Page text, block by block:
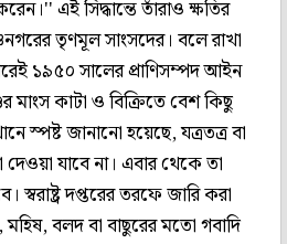
এই সিদ্ধান্তে তাঁরাও ক্ষতির
তৃণমূল সাংসদের। বলে রাখা
১৯৫০ সালের প্রাণিসম্পদ আইন
মাংস কাটা ও বিক্রিতে বেশ কিছু
স্পষ্ট জানানো হয়েছে, যত্রতত্র বা
যাবে না। এবার থেকে তা
স্বরাষ্ট্র দপ্তরের তরফে জারি করা
বলদ বা বাছুরের মতো গবাদি